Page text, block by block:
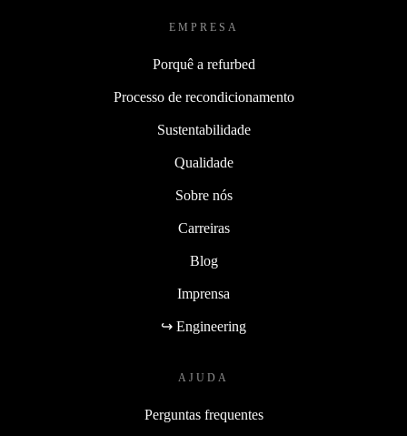
EMPRESA
Porquê a refurbed
Processo de recondicionamento
Sustentabilidade
Qualidade
Sobre nós
Carreiras
Blog
Imprensa
↪ Engineering
AJUDA
Perguntas frequentes